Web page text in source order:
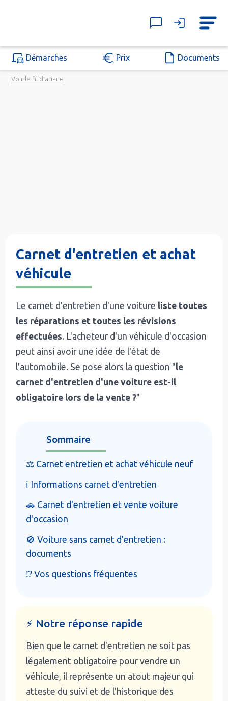
Démarches Prix Documents
Voir le fil d'ariane
Carnet d'entretien et achat
véhicule
Le carnet d'entretien d'une voiture liste toutes
les réparations et toutes les révisions
effectuées. L'acheteur d'un véhicule d'occasion
peut ainsi avoir une idée de l'état de
l'automobile. Se pose alors la question "le
carnet d'entretien d'une voiture est-il
obligatoire lors de la vente ?"
Sommaire
⚖️ Carnet entretien et achat véhicule neuf
ℹ️ Informations carnet d'entretien
🚗 Carnet d'entretien et vente voiture
d'occasion
🚫 Voiture sans carnet d'entretien :
documents
⁉️ Vos questions fréquentes
⚡ Notre réponse rapide
Bien que le carnet d'entretien ne soit pas
légalement obligatoire pour vendre un
véhicule, il représente un atout majeur qui
atteste du suivi et de l'historique des